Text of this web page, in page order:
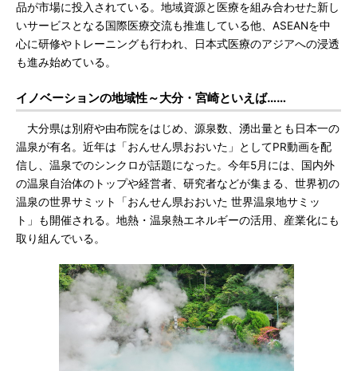
品が市場に投入されている。地域資源と医療を組み合わせた新し
いサービスとなる国際医療交流も推進している他、ASEANを中
心に研修やトレーニングも行われ、日本式医療のアジアへの浸透
も進み始めている。
イノベーションの地域性～大分・宮崎といえば……
大分県は別府や由布院をはじめ、源泉数、湧出量とも日本一の
温泉が有名。近年は「おんせん県おおいた」としてPR動画を配
信し、温泉でのシンクロが話題になった。今年5月には、国内外
の温泉自治体のトップや経営者、研究者などが集まる、世界初の
温泉の世界サミット「おんせん県おおいた 世界温泉地サミッ
ト」も開催される。地熱・温泉熱エネルギーの活用、産業化にも
取り組んでいる。